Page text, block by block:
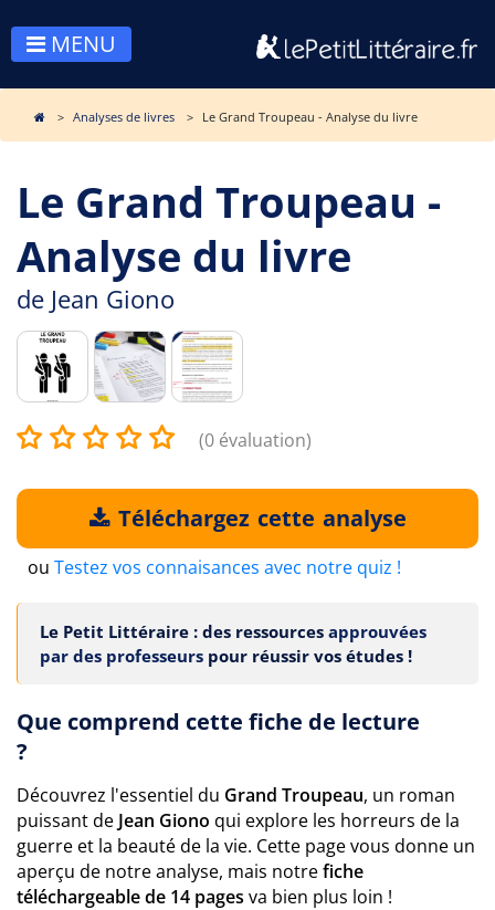
MENU
Analyses de livres Le Grand Troupeau - Analyse du livre
Le Grand Troupeau -
Analyse du livre
de Jean Giono
(0 évaluation)
Téléchargez cette analyse
ou Testez vos connaisances avec notre quiz !
Le Petit Littéraire : des ressources approuvées
par des professeurs pour réussir vos études !
Que comprend cette fiche de lecture
?
Découvrez l'essentiel du Grand Troupeau, un roman
puissant de Jean Giono qui explore les horreurs de la
guerre et la beauté de la vie. Cette page vous donne un
aperçu de notre analyse, mais notrefiche
téléchargeable de 14 pages va bien plus loin !